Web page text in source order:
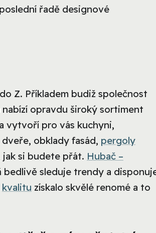
řadě designové
Z. Příkladem budiž společnost
opravdu široký sortiment
vytvoří pro vás kuchyni,
obklady fasád, pergoly
jak si budete přát. Hubač –
sleduje trendy a
kvalitu získalo skvělé renomé a to